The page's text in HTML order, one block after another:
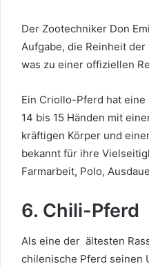
Der Zootechniker Don
Aufgabe, die Reinheit
was zu einer offiziellen
Ein Criollo-Pferd hat
14 bis 15 Händen mit
kräftigen Körper und
bekannt für ihre
Farmarbeit, Polo,
6. Chili-Pferd
Als eine der ältesten
chilenische Pferd seinen